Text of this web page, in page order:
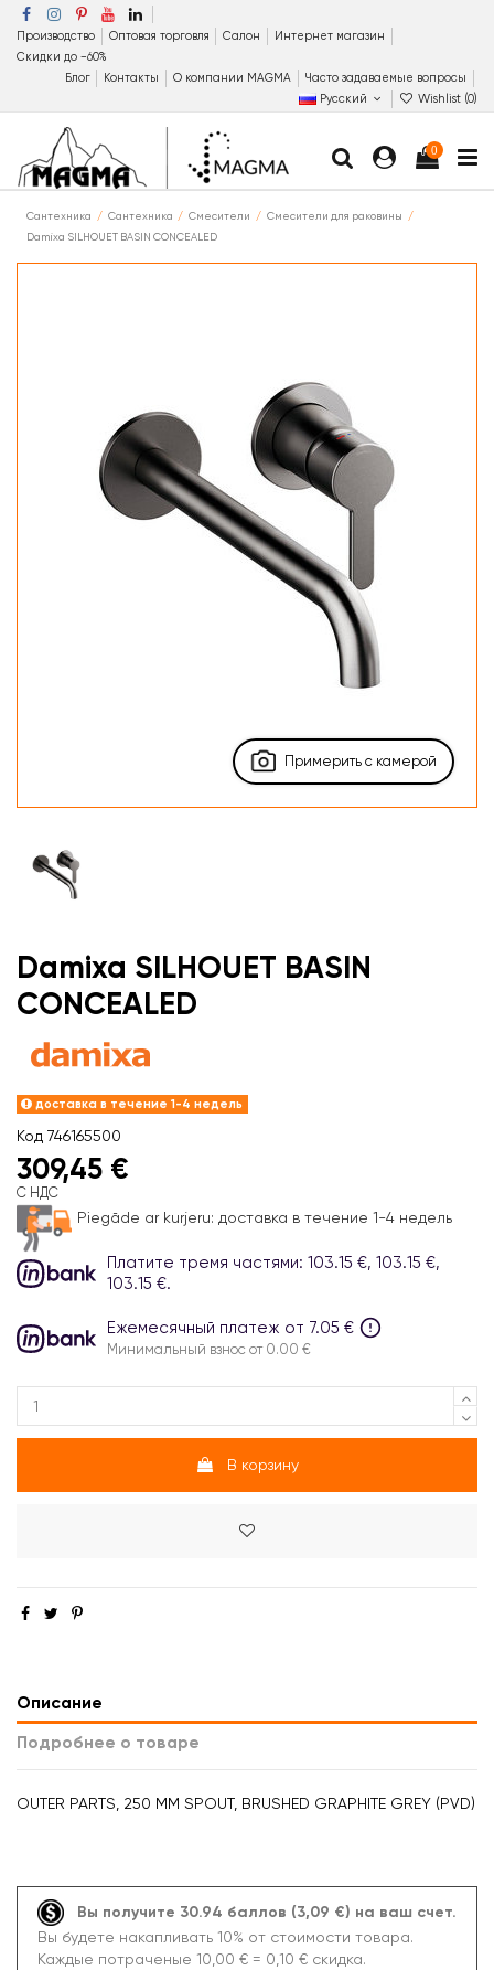
Производство Оптовая торговля Салон
Интернет магазин
Скидки до −60%
Блог
Контакты О компании MAGMA
Часто задаваемые вопросы
Русский
Wishlist (0)
0
Сантехника Сантехника Смесители
Смесители для раковины
Damixa SILHOUET BASIN CONCEALED
Примерить с камерой
Damixa SILHOUET BASIN
CONCEALED
доставка в течение 1-4 недель
Код 746165500
309,45 €
С НДС
Piegāde ar kurjeru: доставка в течение 1-4 недель
Платите тремя частями: 103.15 €, 103.15 €,
103.15 €.
Ежемесячный платеж от 7.05 €
Минимальный взнос от 0.00 €
В корзину
Описание
Подробнее о товаре
OUTER PARTS, 250 MM SPOUT, BRUSHED GRAPHITE GREY (PVD)
Вы получите 30.94 баллов (3,09 €) на ваш счет.
Вы будете накапливать 10% от стоимости товара.
Каждые потраченые 10,00 € = 0,10 € скидка.